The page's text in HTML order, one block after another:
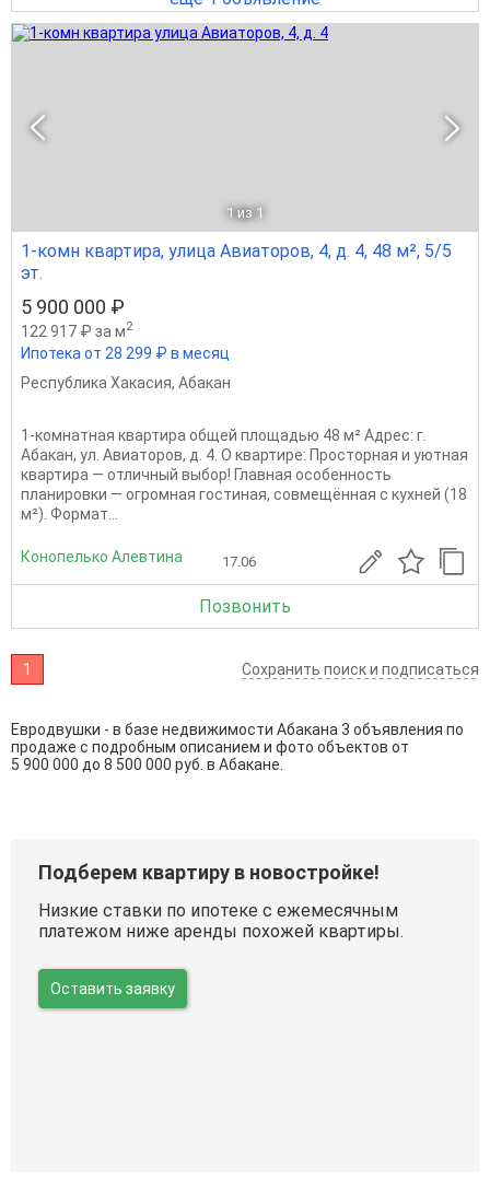
1 из 1
1-комн квартира, улица Авиаторов, 4, д. 4, 48 м², 5/5
эт.
5 900 000 ₽
122 917 ₽ за м2
Ипотека от 28 299 ₽ в месяц
Республика Хакасия, Абакан
1-комнатная квартира общей площадью 48 м² Адрес: г.
Абакан, ул. Авиаторов, д. 4. О квартире: Просторная и уютная
квартира — отличный выбор! Главная особенность
планировки — огромная гостиная, совмещённая с кухней (18
м²). Формат...
Конопелько Алевтина 17.06
Позвонить
1 Сохранить поиск и подписаться
Евродвушки - в базе недвижимости Абакана 3 объявления по
продаже с подробным описанием и фото объектов от
5 900 000 до 8 500 000 руб. в Абакане.
Подберем квартиру в новостройке!
Низкие ставки по ипотеке с ежемесячным
платежом ниже аренды похожей квартиры.
Оставить заявку